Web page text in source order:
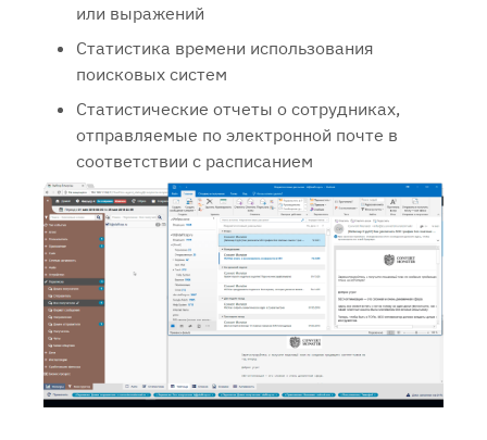
или выражений
Статистика времени использования
поисковых систем
Статистические отчеты о сотрудниках,
отправляемые по электронной почте в
соответствии с расписанием